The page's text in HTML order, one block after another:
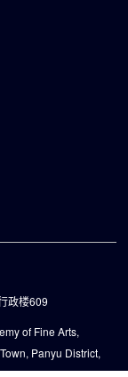
政楼609
of Fine Arts,
Panyu District,